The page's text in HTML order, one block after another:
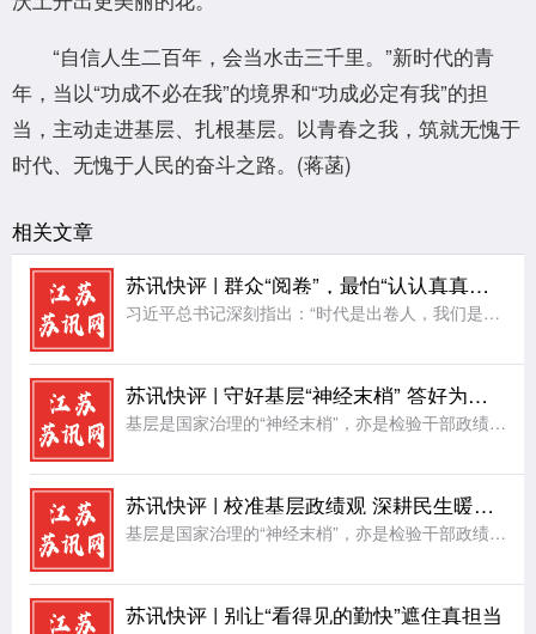
“自信人生二百年，会当水击三千里。”新时代的青
年，当以“功成不必在我”的境界和“功成必定有我”的担
当，主动走进基层、扎根基层。以青春之我，筑就无愧于
时代、无愧于人民的奋斗之路。(蒋菡)
相关文章
苏讯快评 | 群众“阅卷”，最怕“认认真真走过场”
习近平总书记深刻指出：“时代是出卷人，我们是答卷人，人民是阅卷人。”这一重要论断，为新时代党员干部树立了政绩评价的“金标准”。然而现实中，一些地方虽然嘴上喊着“请群众阅卷”，实际上却搞“定向出题”“标
苏讯快评 | 守好基层“神经末梢” 答好为民政绩答卷
基层是国家治理的“神经末梢”，亦是检验干部政绩观的核心阵地。习近平总书记强调，要把人民群众的小事当作我们的大事。对群众而言，家门口的路灯亮不亮、办事窗口的效率高不高，这些看似细碎的日常，恰是构成治理实
苏讯快评 | 校准基层政绩观 深耕民生暖民心
基层是国家治理的“神经末梢”，亦是检验干部政绩观的核心阵地。习近平总书记强调，要把人民群众的小事当作我们的大事。对群众而言，家门口的路灯亮不亮、办事窗口的效率高不高，这些看似细碎的日常，恰是构成治理实
苏讯快评 | 别让“看得见的勤快”遮住真担当